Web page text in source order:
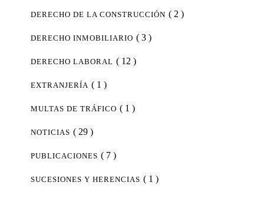
DERECHO DE LA CONSTRUCCIÓN ( 2 )
DERECHO INMOBILIARIO ( 3 )
DERECHO LABORAL ( 12 )
EXTRANJERÍA ( 1 )
MULTAS DE TRÁFICO ( 1 )
NOTICIAS ( 29 )
PUBLICACIONES ( 7 )
SUCESIONES Y HERENCIAS ( 1 )